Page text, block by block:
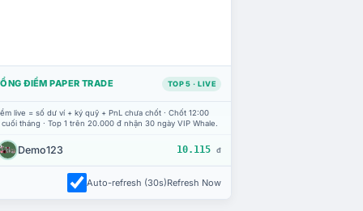
ĐIỂM PAPER TRADE TOP 5 · LIVE
live = số dư ví + ký quỹ + PnL chưa chốt · Chốt 12:00
tháng · Top 1 trên 20.000 đ nhận 30 ngày VIP Whale.
Demo123 10.115 đ
Auto-refresh (30s)Refresh Now